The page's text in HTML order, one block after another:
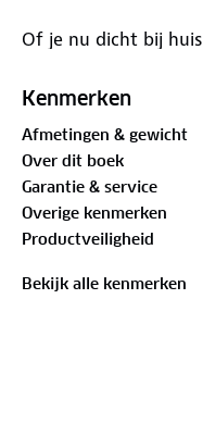
Of je nu dicht bij
je eigen ervaringen
ontmoetingen,
verrassende
dit reisdagboek.
Kenmerken
Afmetingen & gewicht
Over dit boek
Garantie & service
Overige kenmerken
Productveiligheid
Bekijk alle kenmerken